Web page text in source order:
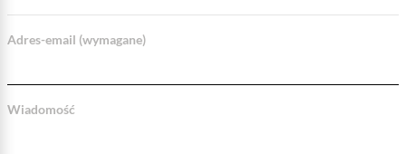
Adres-email (wymagane)
Wiadomość